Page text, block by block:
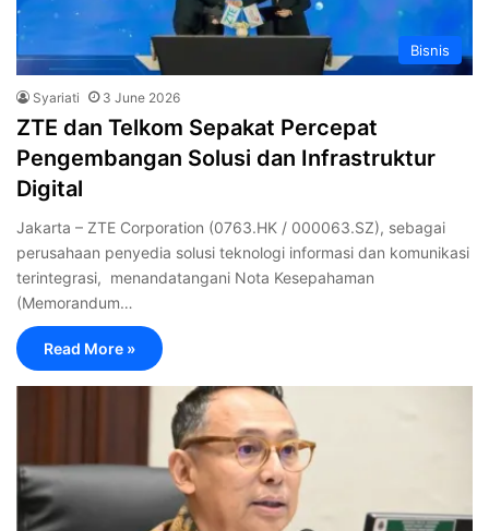
Bisnis
Syariati 3 June 2026
‎ZTE dan Telkom Sepakat Percepat
Pengembangan Solusi dan Infrastruktur
Digital
Jakarta – ZTE Corporation (0763.HK / 000063.SZ), sebagai
perusahaan penyedia solusi teknologi informasi dan komunikasi
terintegrasi, menandatangani Nota Kesepahaman
(Memorandum…
Read More »